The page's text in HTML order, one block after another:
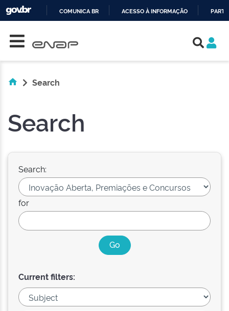
COMUNICA BR ACESSO À INFORMAÇÃO
Search
Search
Search:
for
Current filters: